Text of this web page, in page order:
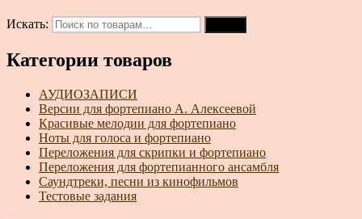
Искать:
Категории товаров
АУДИОЗАПИСИ
Версии для фортепиано А. Алексеевой
Красивые мелодии для фортепиано
Ноты для голоса и фортепиано
Переложения для скрипки и фортепиано
Переложения для фортепианного ансамбля
Саундтреки, песни из кинофильмов
Тестовые задания